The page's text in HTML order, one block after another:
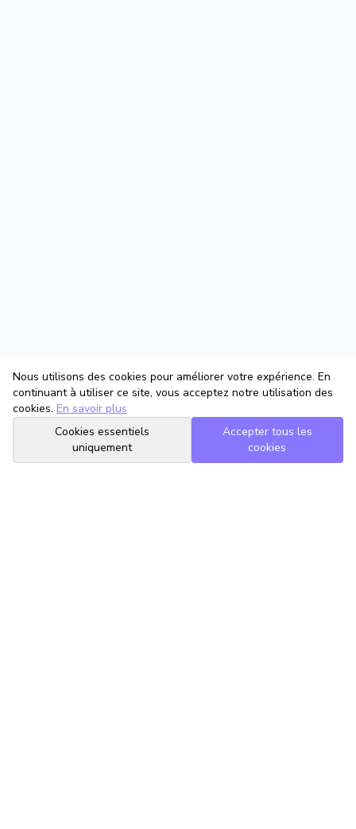
Nous utilisons des cookies pour améliorer votre expérience. En
continuant à utiliser ce site, vous acceptez notre utilisation des
cookies. En savoir plus
Cookies essentiels
uniquement
Accepter tous les
cookies